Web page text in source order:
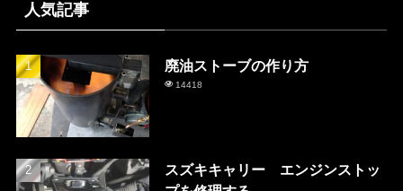
人気記事
廃油ストーブの作り方
14418
スズキキャリー エンジンストッ